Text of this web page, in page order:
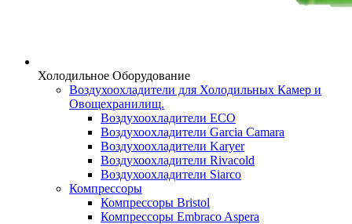
Холодильное Оборудование
Воздухоохладители для Холодильных Камер и
Овощехранилищ.
Воздухоохладители ECO
Воздухоохладители Garcia Camara
Воздухоохладители Karyer
Воздухоохладители Rivacold
Воздухоохладители Siarco
Компрессоры
Компрессоры Bristol
Компрессоры Embraco Aspera